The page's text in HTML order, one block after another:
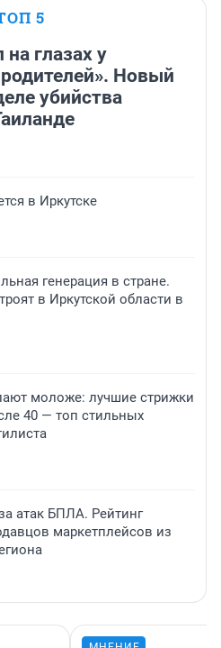
5
глазах у
Новый
убийства
в Иркутске
генерация в стране.
в Иркутской области в
моложе: лучшие стрижки
40 — топ стильных
атак БПЛА. Рейтинг
маркетплейсов из